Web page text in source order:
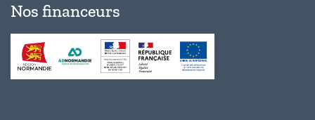
Nos financeurs